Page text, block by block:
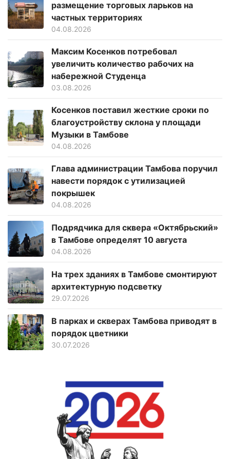
размещение торговых ларьков на
частных территориях
04.08.2026
Максим Косенков потребовал
увеличить количество рабочих на
набережной Студенца
03.08.2026
Косенков поставил жесткие сроки по
благоустройству склона у площади
Музыки в Тамбове
04.08.2026
Глава администрации Тамбова поручил
навести порядок с утилизацией
покрышек
04.08.2026
Подрядчика для сквера «Октябрьский»
в Тамбове определят 10 августа
04.08.2026
На трех зданиях в Тамбове смонтируют
архитектурную подсветку
29.07.2026
В парках и скверах Тамбова приводят в
порядок цветники
30.07.2026